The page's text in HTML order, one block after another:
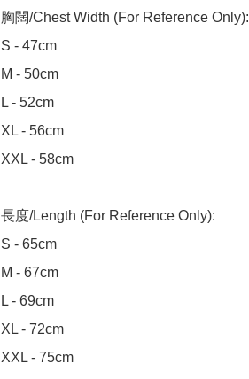
胸闊/Chest Width (For Reference Only):
S - 47cm
M - 50cm
L - 52cm
XL - 56cm
XXL - 58cm
長度/Length (For Reference Only):
S - 65cm
M - 67cm
L - 69cm
XL - 72cm
XXL - 75cm